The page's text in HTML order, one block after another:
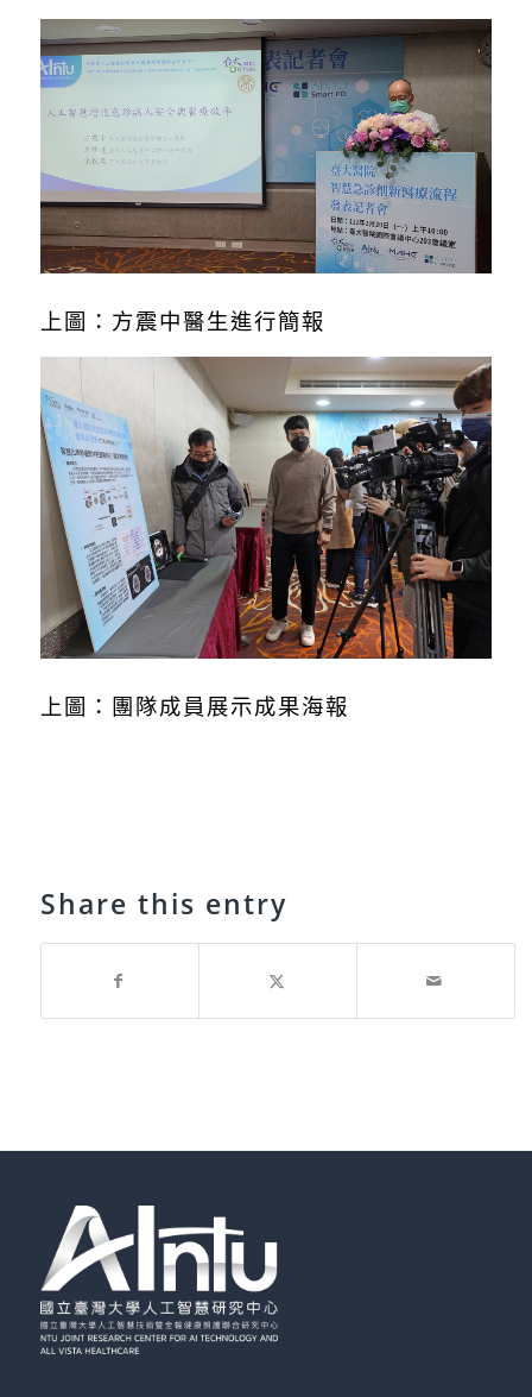
上圖：方震中醫生進行簡報
上圖：團隊成員展示成果海報
Share this entry